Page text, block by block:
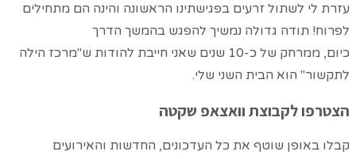
עזרת לי לשתול זרעים בפגישתינו הראשונה והינה הם מתחילים
לפרוח! תודה גדולה נמשיך להפגש בהמשך הדרך
כיום, ממרחק של כ-10 שנים שאני חייבת להודות ש"מרכז הילה
לתקשור" הוא הבית השני שלי.
הצטרפו לקבוצת וואצאפ שקטה
קבלו באופן שוטף את כל העדכונים, החדשות והאירועים